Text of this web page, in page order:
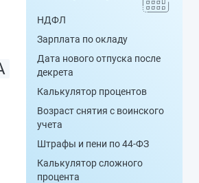
НДФЛ
Зарплата по окладу
Дата нового отпуска после
декрета
Калькулятор процентов
Возраст снятия с воинского
учета
Штрафы и пени по 44-ФЗ
Калькулятор сложного
процента